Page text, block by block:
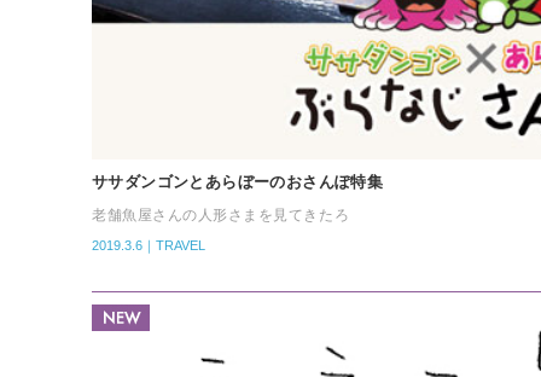
ササダンゴンとあらぼーのおさんぽ特集
老舗魚屋さんの人形さまを見てきたろ
2019.3.6｜TRAVEL